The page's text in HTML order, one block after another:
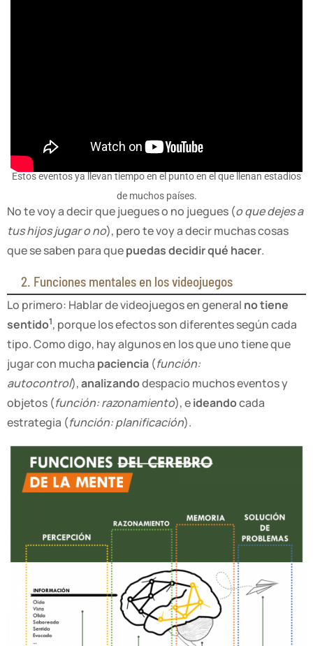
Estos eventos ya llevan tiempo en el punto en el que llenan estadios
de muchos países.
No te voy a decir que juegues o no juegues (o que dejes a
tus hijos jugar o no), pero te voy a decir muchas cosas
que se saben para quepuedas decidir qué hacer.
2. Funciones mentales en los videojuegos
Lo primero: Hablar de videojuegos en general no tiene
sentido1, porque los efectos son diferentes según cada
tipo. Como digo, hay algunos en los que uno tiene que
jugar con mucha paciencia (función:
autocontrol),analizandodespacio muchos eventos y
objetos (función: razonamiento), eideandocada
estrategia (función: planificación).